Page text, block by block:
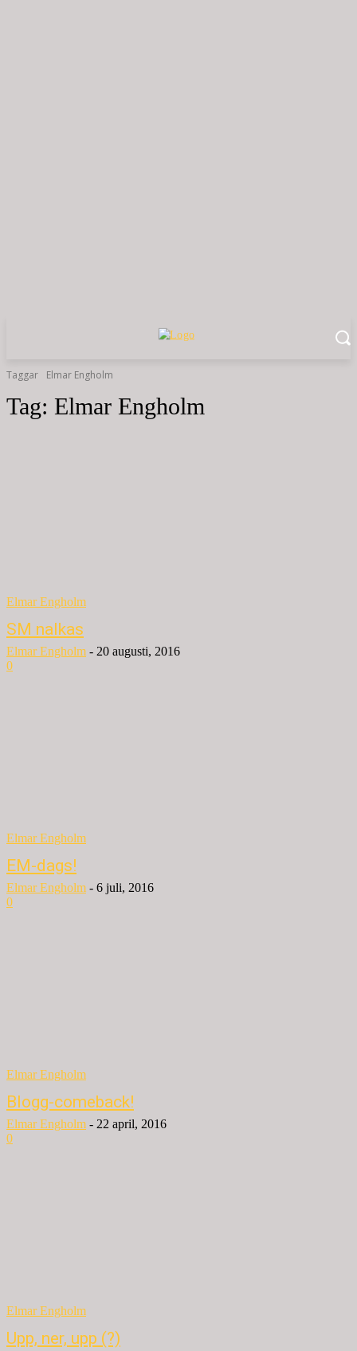
Taggar Elmar Engholm
Tag: Elmar Engholm
Elmar Engholm
SM nalkas
Elmar Engholm - 20 augusti, 2016
0
Elmar Engholm
EM-dags!
Elmar Engholm - 6 juli, 2016
0
Elmar Engholm
Blogg-comeback!
Elmar Engholm - 22 april, 2016
0
Elmar Engholm
Upp, ner, upp (?)